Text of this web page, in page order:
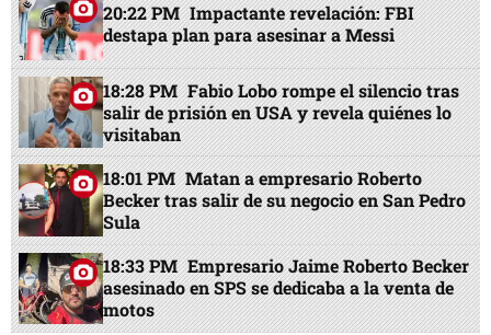
20:22 PM Impactante revelación: FBI
destapa plan para asesinar a Messi
18:28 PM Fabio Lobo rompe el silencio tras
salir de prisión en USA y revela quiénes lo
visitaban
18:01 PM Matan a empresario Roberto
Becker tras salir de su negocio en San Pedro
Sula
18:33 PM Empresario Jaime Roberto Becker
asesinado en SPS se dedicaba a la venta de
motos